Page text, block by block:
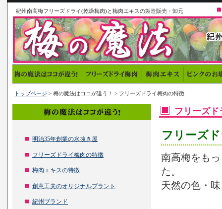
紀州南高梅フリーズドライ(乾燥梅肉)と梅肉エキスの製造販売・卸元
トップページ > 梅の魔法はココが違う！ > フリーズドライ梅肉の特徴
明治35年創業の水抜き屋
フリーズドライ梅肉の特徴
梅肉エキスの特徴
創意工夫のオリジナルプラント
紀州ブランド
フリーズ
フリーズ
南高梅をも
た。
天然の色・